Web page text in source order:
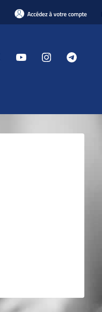
Accédez à votre compte